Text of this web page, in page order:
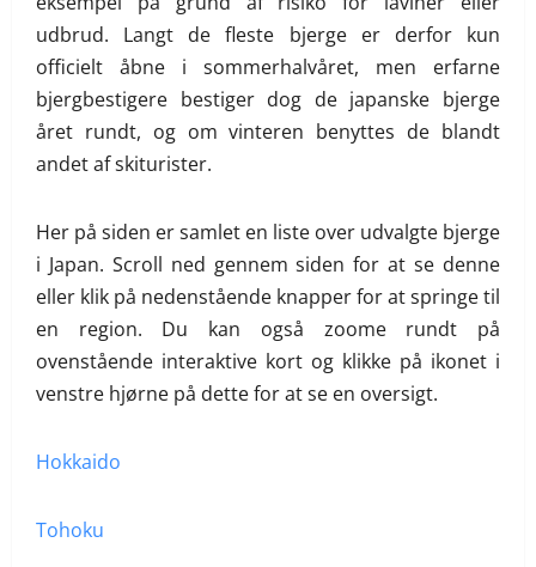
udbrud. Langt de fleste bjerge er derfor kun
officielt åbne i sommerhalvåret, men erfarne
bjergbestigere bestiger dog de japanske bjerge
året rundt, og om vinteren benyttes de blandt
andet af skiturister.
Her på siden er samlet en liste over udvalgte bjerge
i Japan. Scroll ned gennem siden for at se denne
eller klik på nedenstående knapper for at springe til
en region. Du kan også zoome rundt på
ovenstående interaktive kort og klikke på ikonet i
venstre hjørne på dette for at se en oversigt.
Hokkaido
Tohoku